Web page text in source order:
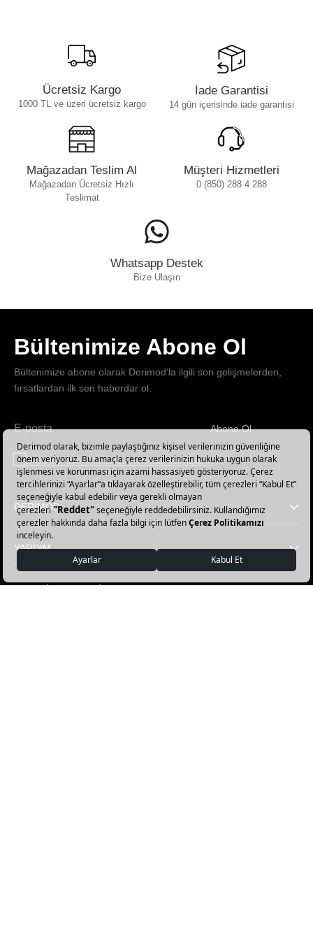
Ücretsiz Kargo
1000 TL ve üzeri ücretsiz kargo
İade Garantisi
14 gün içerisinde iade garantisi
Mağazadan Teslim Al
Mağazadan Ücretsiz Hızlı
Teslimat
Müşteri Hizmetleri
0 (850) 288 4 288
Whatsapp Destek
Bize Ulaşın
Bültenimize Abone Ol
Bültenimize abone olarak Derimod’la ilgili son gelişmelerden,
fırsatlardan ilk sen haberdar ol.
Haber
bültenimize
abone
olun!
Abone Ol
E-Bülten üyelik koşullarını kabul ediyorum.
DERİMOD
YARDIM